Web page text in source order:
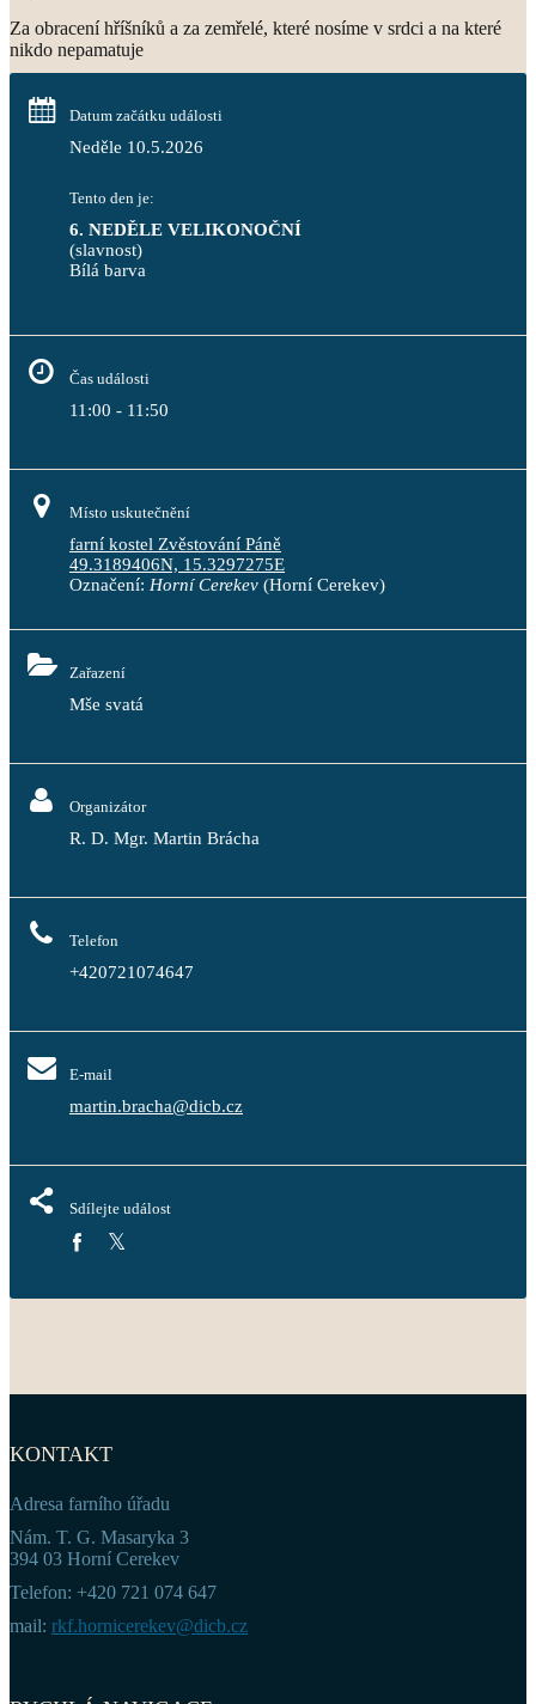
Za obracení hříšníků a za zemřelé, které nosíme v srdci a na které
nikdo nepamatuje
Datum začátku události
Neděle 10.5.2026
Tento den je:
6. NEDĚLE VELIKONOČNÍ
(slavnost)
Bílá barva
Čas události
11:00 - 11:50
Místo uskutečnění
farní kostel Zvěstování Páně
49.3189406N, 15.3297275E
Označení: Horní Cerekev (Horní Cerekev)
Zařazení
Mše svatá
Organizátor
R. D. Mgr. Martin Brácha
Telefon
+420721074647
E-mail
martin.bracha@dicb.cz
Sdílejte událost
KONTAKT
Adresa farního úřadu
Nám. T. G. Masaryka 3
394 03 Horní Cerekev
Telefon: +420 721 074 647
mail: rkf.hornicerekev@dicb.cz